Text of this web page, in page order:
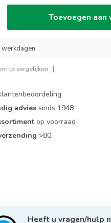
Toevoegen aan
te vergelijken
advies sinds 1948
op voorraad
>80,-
Heeft u vragen/hulp